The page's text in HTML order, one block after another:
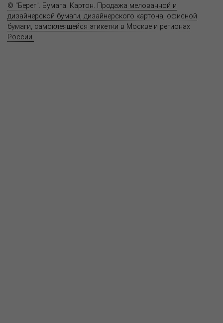
© "Берег". Бумага. Картон. Продажа мелованной и
дизайнерской бумаги, дизайнерского картона, офисной
бумаги, самоклеящейся этикетки в Москве и регионах
России.